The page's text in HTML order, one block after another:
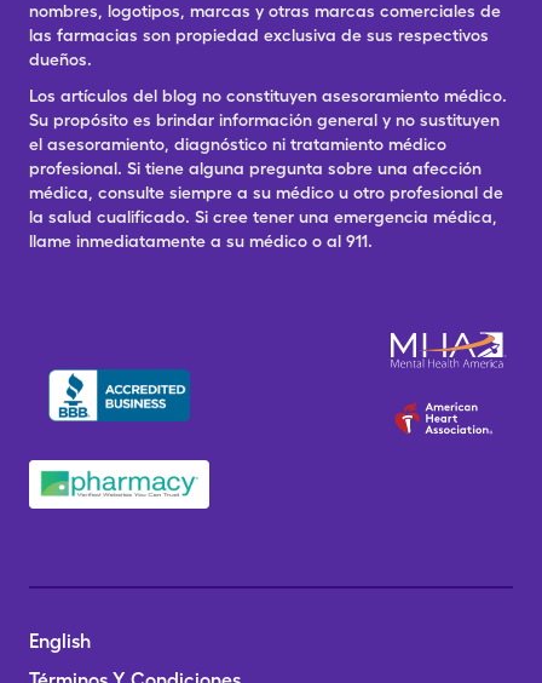
nombres, logotipos, marcas y otras marcas comerciales de
las farmacias son propiedad exclusiva de sus respectivos
dueños.
Los artículos del blog no constituyen asesoramiento médico.
Su propósito es brindar información general y no sustituyen
el asesoramiento, diagnóstico ni tratamiento médico
profesional. Si tiene alguna pregunta sobre una afección
médica, consulte siempre a su médico u otro profesional de
la salud cualificado. Si cree tener una emergencia médica,
llame inmediatamente a su médico o al 911.
English